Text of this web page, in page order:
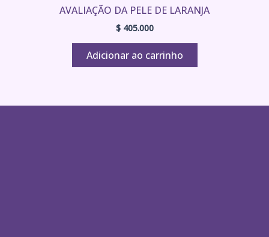
AVALIAÇÃO DA PELE DE LARANJA
$405.000
Adicionar ao carrinho